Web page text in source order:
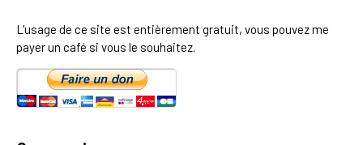
L'usage de ce site est entièrement gratuit, vous pouvez me
payer un café si vous le souhaitez.